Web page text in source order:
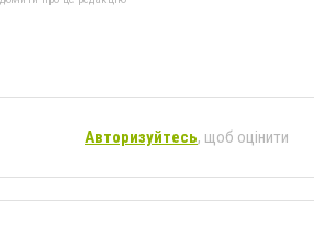
Авторизуйтесь, щоб оцінити